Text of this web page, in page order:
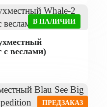
В НАЛИЧИИ
с веслами)
ПРЕДЗАКАЗ